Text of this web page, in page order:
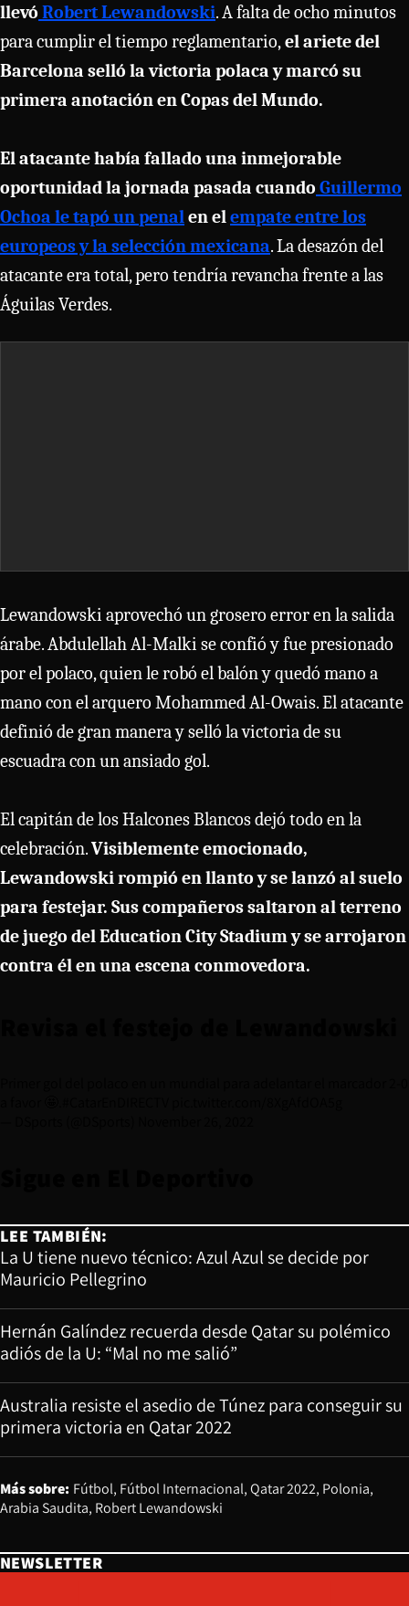
llevó Robert Lewandowski. A falta de ocho minutos
para cumplir el tiempo reglamentario,el ariete del
Barcelona selló la victoria polaca y marcó su
primera anotación en Copas del Mundo.
El atacante había fallado una inmejorable
oportunidad la jornada pasada cuando Guillermo
Ochoa le tapó un penalen elempate entre los
europeos y la selección mexicana. La desazón del
atacante era total, pero tendría revancha frente a las
Águilas Verdes.
Lewandowski aprovechó un grosero error en la salida
árabe. Abdulellah Al-Malki se confió y fue presionado
por el polaco, quien le robó el balón y quedó mano a
mano con el arquero Mohammed Al-Owais. El atacante
definió de gran manera y selló la victoria de su
escuadra con un ansiado gol.
El capitán de los Halcones Blancos dejó todo en la
celebración.Visiblemente emocionado,
Lewandowski rompió en llanto y se lanzó al suelo
para festejar. Sus compañeros saltaron al terreno
de juego del Education City Stadium y se arrojaron
contra él en una escena conmovedora.
LEE TAMBIÉN:
La U tiene nuevo técnico: Azul Azul se decide por
Mauricio Pellegrino
Hernán Galíndez recuerda desde Qatar su polémico
adiós de la U: “Mal no me salió”
Australia resiste el asedio de Túnez para conseguir su
primera victoria en Qatar 2022
Más sobre: Fútbol Fútbol Internacional Qatar 2022 Polonia
Arabia Saudita Robert Lewandowski
NEWSLETTER